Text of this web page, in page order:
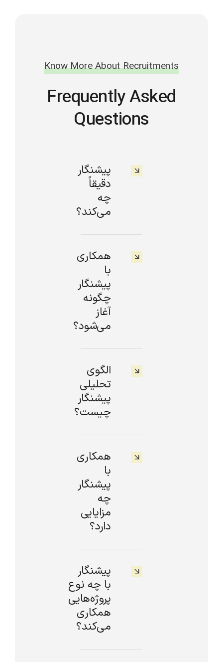
Know More About Recruitments
Frequently Asked
Questions
پیشنگار
دقیقاً
چه
می‌کند؟
همکاری
با
پیشنگار
چگونه
آغاز
می‌شود؟
الگوی
تحلیلی
پیشنگار
چیست؟
همکاری
با
پیشنگار
چه
مزایایی
دارد؟
پیشنگار
با چه نوع
پروژه‌هایی
همکاری
می‌کند؟